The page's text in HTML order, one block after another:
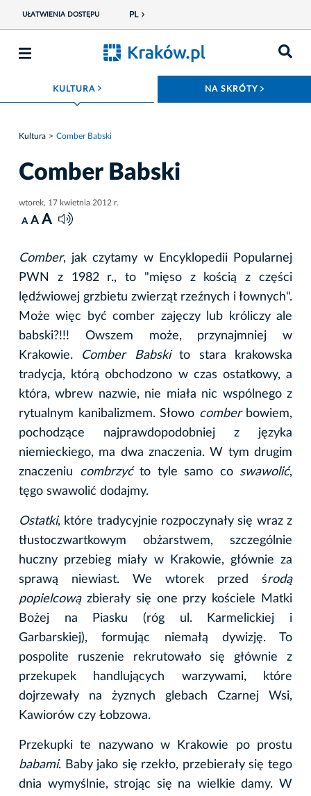
UŁATWIENIA DOSTĘPU PL
KULTURA ROZWIŃ MENU NA SKRÓTY
Kultura Comber Babski
Comber Babski
wtorek, 17 kwietnia 2012 r.
A A A
Comber, jak czytamy w Encyklopedii Popularnej
PWN z 1982 r., to "mięso z kością z części
lędźwiowej grzbietu zwierząt rzeźnych i łownych".
Może więc być comber zajęczy lub króliczy ale
babski?!!! Owszem może, przynajmniej w
Krakowie. Comber Babskito stara krakowska
tradycja, którą obchodzono w czas ostatkowy, a
która, wbrew nazwie, nie miała nic wspólnego z
rytualnym kanibalizmem. Słowo comberbowiem,
pochodzące najprawdopodobniej z języka
niemieckiego, ma dwa znaczenia. W tym drugim
znaczeniu combrzyćto tyle samo co swawolić,
tęgo swawolić dodajmy.
Ostatki, które tradycyjnie rozpoczynały się wraz z
tłustoczwartkowym obżarstwem, szczególnie
huczny przebieg miały w Krakowie, głównie za
sprawą niewiast. We wtorek przed środą
popielcowązbierały się one przy kościele Matki
Bożej na Piasku (róg ul. Karmelickiej i
Garbarskiej), formując niemałą dywizję. To
pospolite ruszenie rekrutowało się głównie z
przekupek handlujących warzywami, które
dojrzewały na żyznych glebach Czarnej Wsi,
Kawiorów czy Łobzowa.
Przekupki te nazywano w Krakowie po prostu
babami. Baby jako się rzekło, przebierały się tego
dnia wymyślnie, strojąc się na wielkie damy. W